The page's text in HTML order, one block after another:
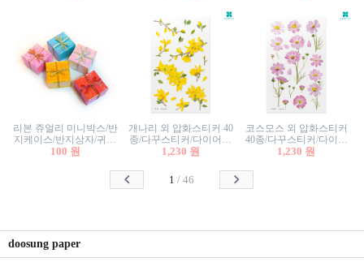
리본 쥬얼리 미니박스/반
지케이스/반지상자/귀걸
이상자/귀걸이박스/악세
100 원
개나리 외 압화스티커 40
종/다꾸스티커/다이어리
꾸미기/꽃스티커/자연물
1,230 원
코스모스 외 압화스티커
40종/다꾸스티커/다이어
리꾸미기/꽃스티커/자연
1,230 원
1 /46
doosung paper